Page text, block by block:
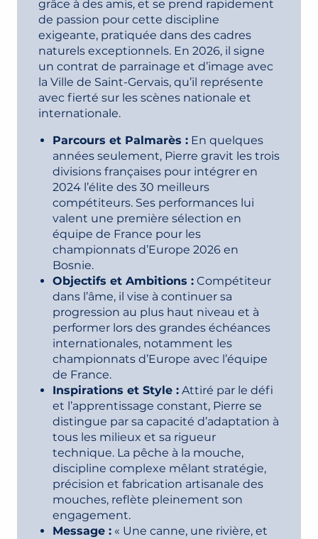
grâce à des amis, et se prend rapidement
de passion pour cette discipline
exigeante, pratiquée dans des cadres
naturels exceptionnels. En 2026, il signe
un contrat de parrainage et d’image avec
la Ville de Saint-Gervais, qu’il représente
avec fierté sur les scènes nationale et
internationale.
Parcours et Palmarès : En quelques
années seulement, Pierre gravit les trois
divisions françaises pour intégrer en
2024 l’élite des 30 meilleurs
compétiteurs. Ses performances lui
valent une première sélection en
équipe de France pour les
championnats d’Europe 2026 en
Bosnie.
Objectifs et Ambitions : Compétiteur
dans l’âme, il vise à continuer sa
progression au plus haut niveau et à
performer lors des grandes échéances
internationales, notamment les
championnats d’Europe avec l’équipe
de France.
Inspirations et Style : Attiré par le défi
et l’apprentissage constant, Pierre se
distingue par sa capacité d’adaptation à
tous les milieux et sa rigueur
technique. La pêche à la mouche,
discipline complexe mêlant stratégie,
précision et fabrication artisanale des
mouches, reflète pleinement son
engagement.
Message : « Une canne, une rivière, et